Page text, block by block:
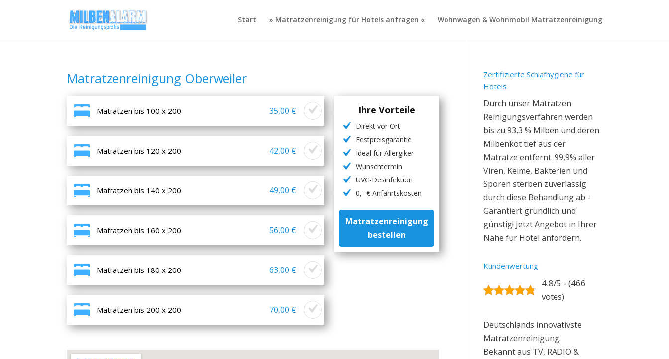
Start » Matratzenreinigung für Hotels anfragen « Wohnwagen & Wohnmobil Matratzenreinigung
Matratzenreinigung Oberweiler
Matratzen bis 100 x 200 35,00 €
Matratzen bis 120 x 200 42,00 €
Matratzen bis 140 x 200 49,00 €
Matratzen bis 160 x 200 56,00 €
Matratzen bis 180 x 200 63,00 €
Matratzen bis 200 x 200 70,00 €
Ihre Vorteile
Direkt vor Ort
Festpreisgarantie
Ideal für Allergiker
Wunschtermin
UVC-Desinfektion
0,- € Anfahrtskosten
Matratzenreinigung
bestellen
Zertifizierte Schlafhygiene für
Hotels
Durch unser Matratzen
Reinigungsverfahren werden
bis zu 93,3 % Milben und deren
Milbenkot tief aus der
Matratze entfernt. 99,9% aller
Viren, Keime, Bakterien und
Sporen sterben zuverlässig
durch diese Behandlung ab -
Garantiert gründlich und
günstig! Jetzt Angebot in Ihrer
Nähe für Hotel anfordern.
Kundenwertung
4.8/5 - (466
votes)
Deutschlands innovativste
Matratzenreinigung.
Bekannt aus TV, RADIO &